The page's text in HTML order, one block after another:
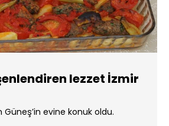
lezzet İzmir
Güneş’in evine konuk oldu.